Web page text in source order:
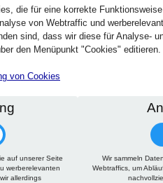
Stck.
Zu diesem Artikel passt auch
die für eine korrekte
von Webtraffic und
sind, dass wir diese für Analyse-
den Menüpunkt "Cookies" editieren.
von Cookies
auf unserer Seite
werberelevanten
allerdings
Wir sammeln
Webtraffics, um